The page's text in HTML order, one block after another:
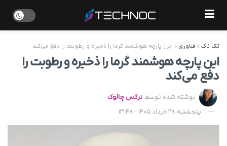
تک ناک» فناوری » این پارچه هوشمند گرما را ذخیره و رطوبت را دفع می‌کند
این پارچه هوشمند گرما را ذخیره و رطوبت را
دفع می‌کند
نوشته شده توسط نرگس چالوک
پنجشنبه 28 خرداد 1405 - 13:48